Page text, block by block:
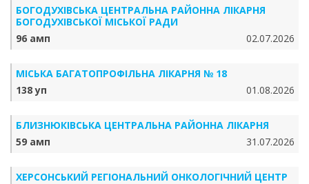
БОГОДУХІВСЬКА ЦЕНТРАЛЬНА РАЙОННА ЛІКАРНЯ
БОГОДУХІВСЬКОЇ МІСЬКОЇ РАДИ
96 амп
02.07.2026
МІСЬКА БАГАТОПРОФІЛЬНА ЛІКАРНЯ № 18
138 уп
01.08.2026
БЛИЗНЮКІВСЬКА ЦЕНТРАЛЬНА РАЙОННА ЛІКАРНЯ
59 амп
31.07.2026
ХЕРСОНСЬКИЙ РЕГІОНАЛЬНИЙ ОНКОЛОГІЧНИЙ ЦЕНТР